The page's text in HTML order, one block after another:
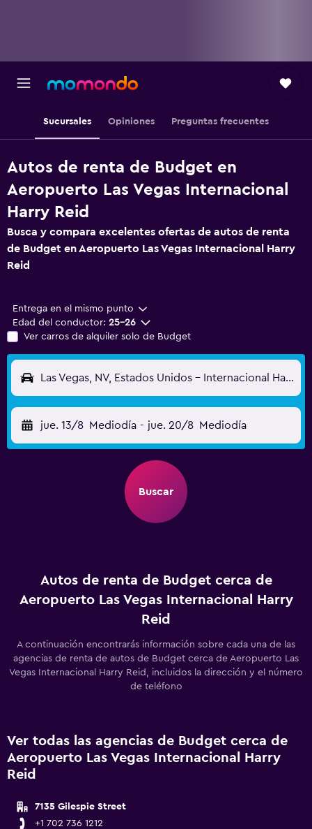
Sucursales Opiniones Preguntas frecuentes
Autos de renta de Budget en
Aeropuerto Las Vegas Internacional
Harry Reid
Busca y compara excelentes ofertas de autos de renta
de Budget en Aeropuerto Las Vegas Internacional Harry
Reid
Entrega en el mismo punto
Edad del conductor: 25-26
Ver carros de alquiler solo de Budget
Las Vegas, NV, Estados Unidos - Internacional Harry Reid (LAS)
jue. 13/8 Mediodía - jue. 20/8 Mediodía
Buscar
Autos de renta de Budget cerca de
Aeropuerto Las Vegas Internacional Harry
Reid
A continuación encontrarás información sobre cada una de las
agencias de renta de autos de Budget cerca de Aeropuerto Las
Vegas Internacional Harry Reid, incluidos la dirección y el número
de teléfono
Ver todas las agencias de Budget cerca de
Aeropuerto Las Vegas Internacional Harry
Reid
7135 Gilespie Street
+1 702 736 1212